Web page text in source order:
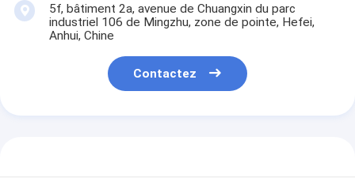
5f, bâtiment 2a, avenue de Chuangxin du parc
industriel 106 de Mingzhu, zone de pointe, Hefei,
Anhui, Chine
Contactez